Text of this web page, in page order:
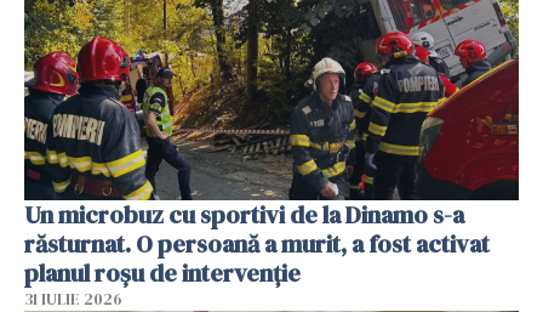
Un microbuz cu sportivi de la Dinamo s-a
răsturnat. O persoană a murit, a fost activat
planul roșu de intervenție
31 IULIE 2026